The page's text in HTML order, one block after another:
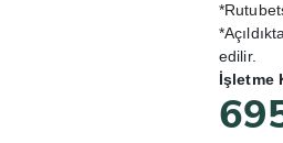
edilir.
İşletme